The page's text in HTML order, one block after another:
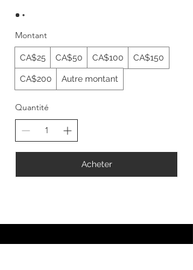
Montant
CA$25 CA$50 CA$100 CA$150
CA$200 Autre montant
Quantité
Acheter